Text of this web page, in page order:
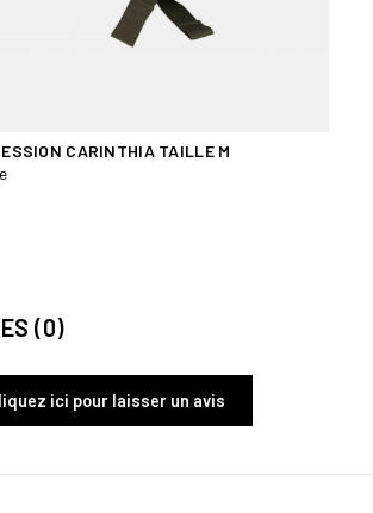
CARINTHIA TAILLE M
(0)
ici pour laisser un avis